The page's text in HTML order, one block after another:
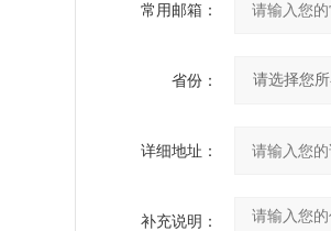
常用邮箱：
省份：
详细地址：
补充说明：